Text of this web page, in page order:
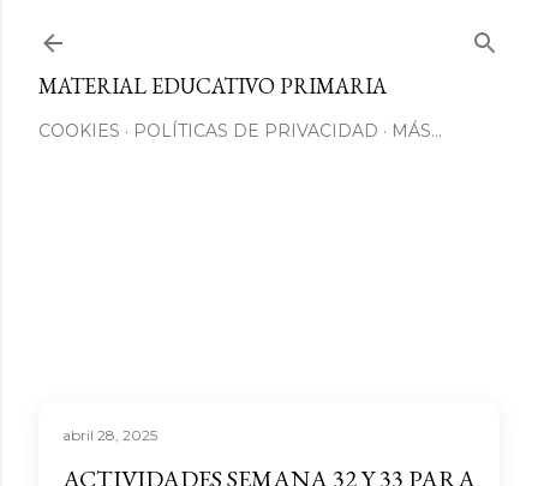
MATERIAL EDUCATIVO PRIMARIA
COOKIES POLÍTICAS DE PRIVACIDAD MÁS…
abril 28, 2025
ACTIVIDADES SEMANA 32 Y 33 PARA